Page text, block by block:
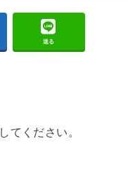
送る
してください。